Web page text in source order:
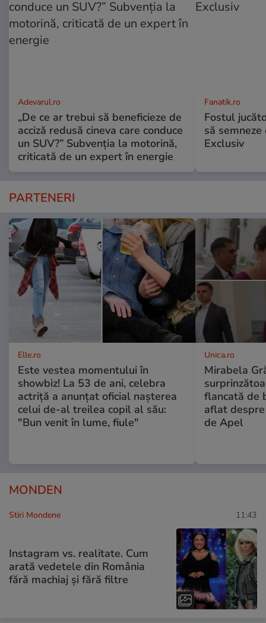
Adevarul.ro
„De ce ar trebui să beneficieze de
acciză redusă cineva care conduce
un SUV?” Subvenția la motorină,
criticată de un expert în energie
Fanatik.ro
Fostul
să semneze
Exclusiv
PARTENERI
Elle.ro
Este vestea momentului în
showbiz! La 53 de ani, celebra
actriță a anunțat oficial nașterea
celui de-al treilea copil al său:
"Bun venit în lume, fiule"
Unica.ro
Mirabela
flancată de
aflat
de Apel
MONDEN
Stiri Mondene 11:43
Instagram vs. realitate. Cum
arată vedetele din România
fără machiaj și fără filtre